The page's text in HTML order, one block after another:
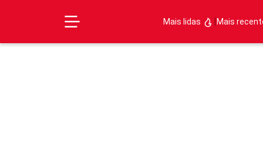
Mais lidas |Mais